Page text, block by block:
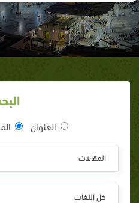
العنوان
المقالات
كل اللغات